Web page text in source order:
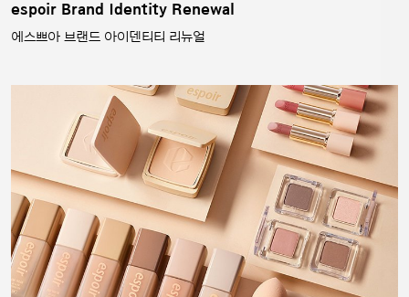
espoir Brand Identity Renewal
에스쁘아 브랜드 아이덴티티 리뉴얼